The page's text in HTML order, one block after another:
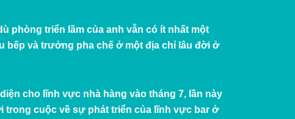
phòng triển lãm của anh vẫn có ít nhất một
bếp và trưởng pha chế ở một địa chỉ lâu đời ở
cho lĩnh vực nhà hàng vào tháng 7, lần này
cuộc về sự phát triển của lĩnh vực bar ở